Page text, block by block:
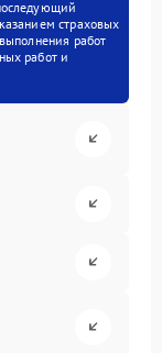
страховых
работ
работ и